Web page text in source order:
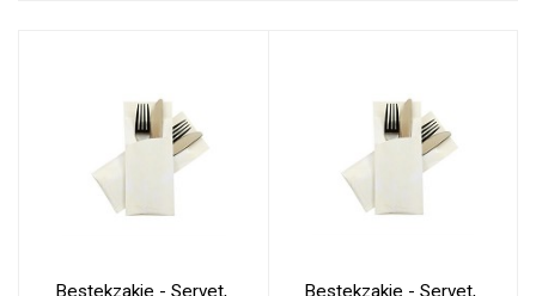
Bestekzakje - Servet,
Bestekzakje - Servet,